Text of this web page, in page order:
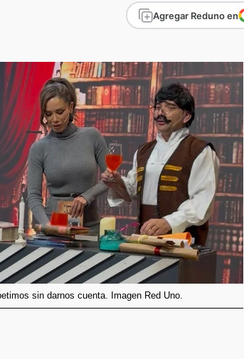
Agregar Reduno en
sin darnos cuenta. Imagen Red Uno.